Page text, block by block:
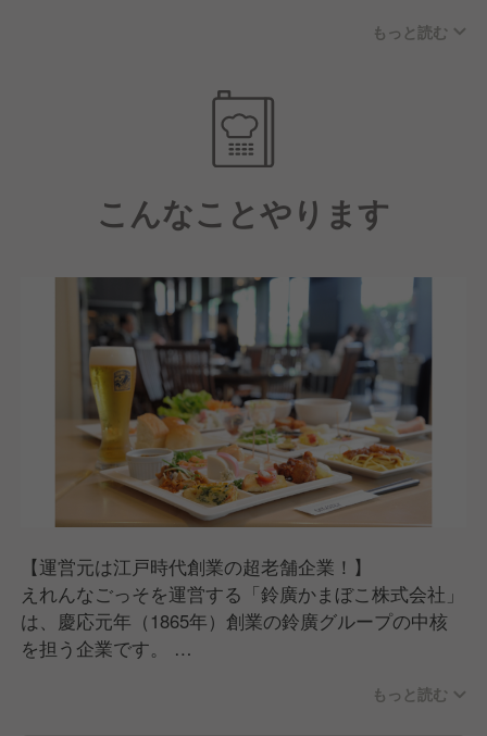
で、社是「老舗にあって、老舗にあらず」の精神のも
そんな企業だからこそ、社員が長く安心して働ける環
【最高の労働環境！】
基本的にディナー営業はなく、17〜18時ごろには退
※夜の予約が入った場合は21時退勤が発生することも
あります
また、年間休日は120日で、繁忙期と閑散期に応じて
月8〜12日の休みを確保。
「飲食の仕事は夜遅くて休みが少ない」というイメー
ジをお持ちの方にとって、これは大きな魅力のひとつ
ではないでしょうか。
あわせて年2回のリフレッシュ休暇制度があり、公休
と有給を合わせて最大8日間の長期休暇を取得するこ
ともできます。
※もちろん制度があるだけで終わることなく、現場で
もしっかり休みを取らせてくれる環境なのでご安心く
ださい！
もっと読む
こんなことやります
【運営元は江戸時代創業の超老舗企業！】
えれんなごっそを運営する「鈴廣かまぼこ株式会社」
は、慶応元年（1865年）創業の鈴廣グループの中核
を担う企業です。
で、社是「老舗にあって、老舗にあらず」の精神のも
もっと読む